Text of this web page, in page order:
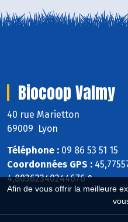
Afin de vous offrir la meilleure
Biocoop Valmy
40 rue Marietton
69009 Lyon
Téléphone : 09 86 53 51 15
Coordonnées GPS :
4,80362340244676 °